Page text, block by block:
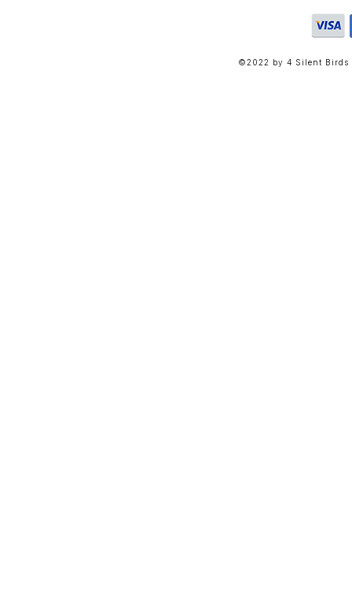
©2022 by 4 Silent Birds